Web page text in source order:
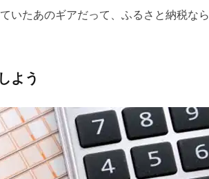
いたあのギアだって、ふるさと納税なら
よう